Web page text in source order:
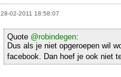
28-02-2011 18:58:07
Quote @robindegen:
Dus als je niet opgeroepen wil
facebook. Dan hoef je ook niet